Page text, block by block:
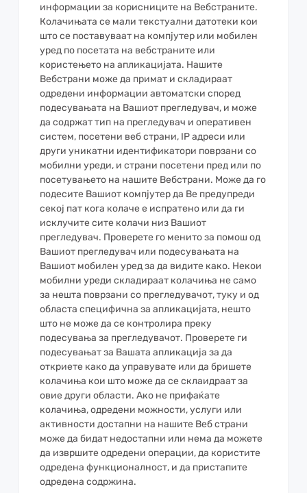
информации за корисниците на Вебстраните.
Колачињата се мали текстуални датотеки кои
што се поставуваат на компјутер или мобилен
уред по посетата на вебстраните или
користењето на апликацијата. Нашите
Вебстрани може да примат и складираат
одредени информации автоматски според
подесувањата на Вашиот прегледувач, и може
да содржат тип на прегледувач и оперативен
систем, посетени веб страни, IP адреси или
други уникатни идентификатори поврзани со
мобилни уреди, и страни посетени пред или по
посетувањето на нашите Вебстрани. Може да го
подесите Вашиот компјутер да Ве предупреди
секој пат кога колаче е испратено или да ги
исклучите сите колачи низ Вашиот
прегледувач. Проверете го менито за помош од
Вашиот прегледувач или подесувањата на
Вашиот мобилен уред за да видите како. Некои
мобилни уреди складираат колачиња не само
за нешта поврзани со прегледувачот, туку и од
областа специфична за апликацијата, нешто
што не може да се контролира преку
подесувања за прегледувачот. Проверете ги
подесувањат за Вашата апликација за да
откриете како да управувате или да бришете
колачиња кои што може да се склаидраат за
овие други области. Ако не прифаќате
колачиња, одредени можности, услуги или
активности достапни на нашите Веб страни
може да бидат недостапни или нема да можете
да извршите одредени операции, да користите
одредена функционалност, и да пристапите
одредена содржина.